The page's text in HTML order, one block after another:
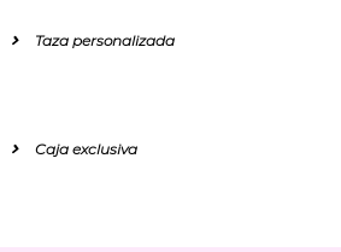
Taza personalizada
Caja exclusiva